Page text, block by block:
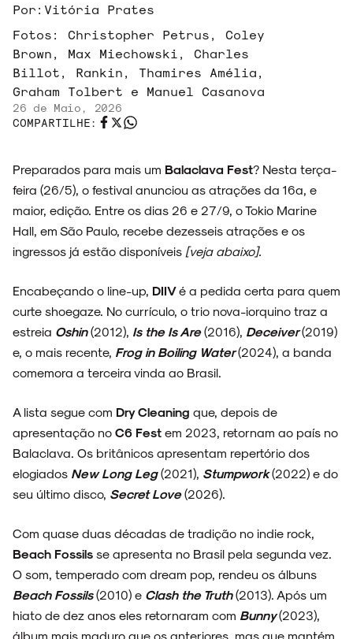
Por: Vitória Prates
Fotos: Christopher Petrus, Coley
Brown, Max Miechowski, Charles
Billot, Rankin, Thamires Amélia,
Graham Tolbert e Manuel Casanova
26 de Maio, 2026
COMPARTILHE:
Preparados para mais um Balaclava Fest? Nesta terça-
feira (26/5), o festival anunciou as atrações da 16ª, e
maior, edição. Entre os dias 26 e 27/9, o Tokio Marine
Hall, em São Paulo, recebe dezesseis atrações e os
ingressos já estão disponíveis [veja abaixo].
Encabeçando o line-up, DIIVé a pedida certa para quem
curte shoegaze. No currículo, o trio nova-iorquino traz a
estreia Oshin(2012), Is the Is Are(2016), Deceiver(2019)
e, o mais recente, Frog in Boiling Water(2024), a banda
comemora a terceira vinda ao Brasil.
A lista segue com Dry Cleaning que, depois de
apresentação no C6 Fest em 2023, retornam ao país no
Balaclava. Os britânicos apresentam repertório dos
elogiados New Long Leg(2021), Stumpwork(2022) e do
seu último disco, Secret Love(2026).
Com quase duas décadas de tradição no indie rock,
Beach Fossils se apresenta no Brasil pela segunda vez.
O som, temperado com dream pop, rendeu os álbuns
Beach Fossils(2010) e Clash the Truth(2013). Após um
hiato de dez anos eles retornaram com Bunny(2023),
álbum mais maduro que os anteriores, mas que mantém